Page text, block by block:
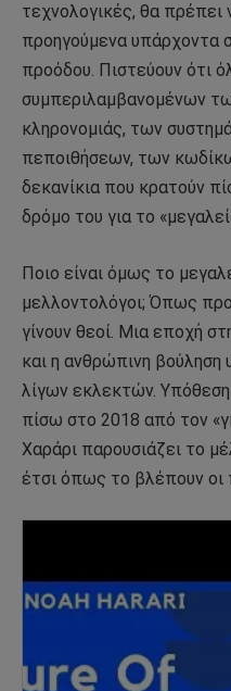
τεχνολογικές, θα πρέπει
προηγούμενα υπάρχοντα
προόδου. Πιστεύουν ότι
συμπεριλαμβανομένων
κληρονομιάς, των
πεποιθήσεων, των
δεκανίκια που κρατούν
δρόμο του για το
Ποιο είναι όμως το
μελλοντολόγοι; Όπως
γίνουν θεοί. Μια εποχή
και η ανθρώπινη
λίγων εκλεκτών.
πίσω στο 2018 από τον
Χαράρι παρουσιάζει το
έτσι όπως το βλέπουν οι